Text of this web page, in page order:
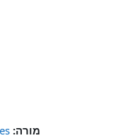
מורה: